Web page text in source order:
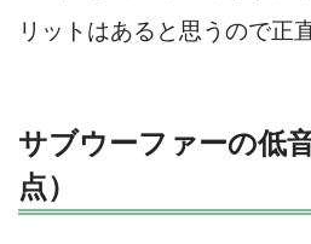
リットはあると思うので正
サブウーファーの低
点）